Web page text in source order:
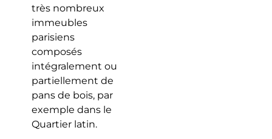
très nombreux
immeubles
parisiens
composés
intégralement ou
partiellement de
pans de bois, par
exemple dans le
Quartier latin.